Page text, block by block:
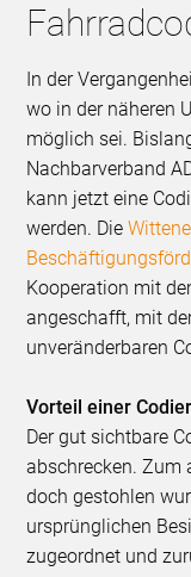
In der
wo in der näheren
möglich sei.
Nachbarverband
kann jetzt eine
werden. Die
Kooperation mit
angeschafft, mit
unveränderbaren
Vorteil einer
Der gut sichtbare
abschrecken. Zum
doch gestohlen
ursprünglichen
zugeordnet und